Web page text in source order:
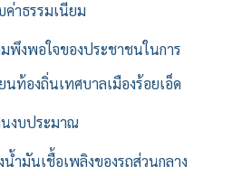
ค่าธรรมเนียม
พึงพอใจของประชาชนในการ
นท้องถิ่นเทศบาลเมืองร้อยเอ็ด
นงบประมาณ
ำมันเชื้อเพลิงของรถส่วนกลาง